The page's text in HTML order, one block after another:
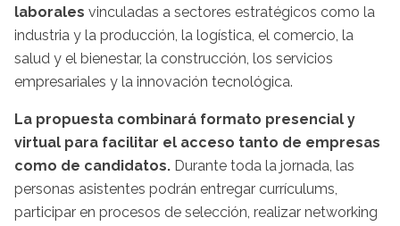
laborales vinculadas a sectores estratégicos como la
industria y la producción, la logística, el comercio, la
salud y el bienestar, la construcción, los servicios
empresariales y la innovación tecnológica.
La propuesta combinará formato presencial y
virtual para facilitar el acceso tanto de empresas
como de candidatos. Durante toda la jornada, las
personas asistentes podrán entregar currículums,
participar en procesos de selección, realizar networking